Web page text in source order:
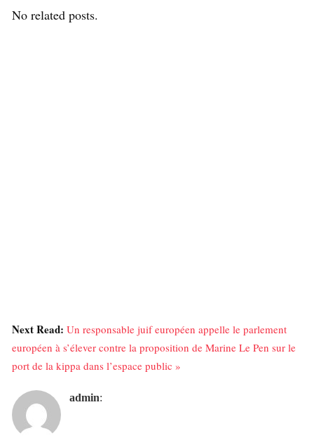
No related posts.
Next Read: Un responsable juif européen appelle le parlement
européen à s’élever contre la proposition de Marine Le Pen sur le
port de la kippa dans l’espace public »
admin: